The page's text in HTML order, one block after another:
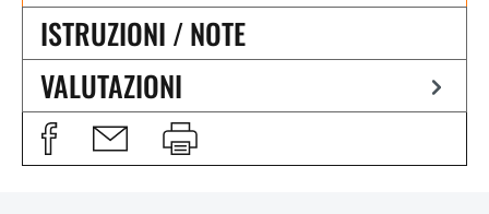
ISTRUZIONI / NOTE
VALUTAZIONI